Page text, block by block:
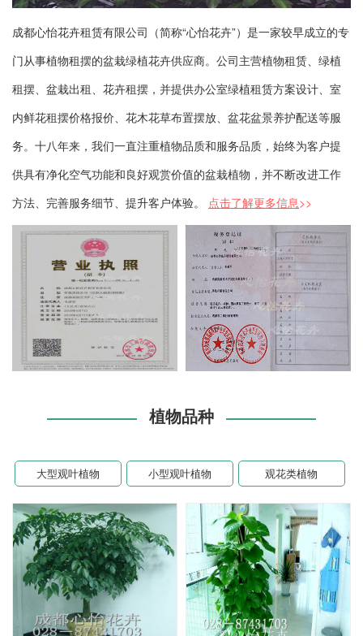
成都心怡花卉租赁有限公司（简称“心怡花卉”）是一家较早成立的专
门从事植物租摆的盆栽绿植花卉供应商。公司主营植物租赁、绿植
租摆、盆栽出租、花卉租摆，并提供办公室绿植租赁方案设计、室
内鲜花租摆价格报价、花木花草布置摆放、盆花盆景养护配送等服
务。十八年来，我们一直注重植物品质和服务品质，始终为客户提
供具有净化空气功能和良好观赏价值的盆栽植物，并不断改进工作
方法、完善服务细节、提升客户体验。 点击了解更多信息>>
植物品种
大型观叶植物 小型观叶植物 观花类植物